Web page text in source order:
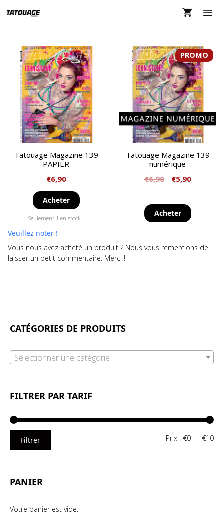
au
Tatouage Magazine 139
PAPIER
€6,90
Acheter
Seulement 1 en stock !
PROMO
Tatouage Magazine 139
numérique
€6,90 €5,90
Acheter
Veuillez noter !
Vous nous avez acheté un produit ? Nous vous remercions de
laisser un petit commentaire. Merci !
CATÉGORIES DE PRODUITS
Sélectionner une catégorie
FILTRER PAR TARIF
Filtrer Prix : €0 — €10
PANIER
Votre panier est vide.